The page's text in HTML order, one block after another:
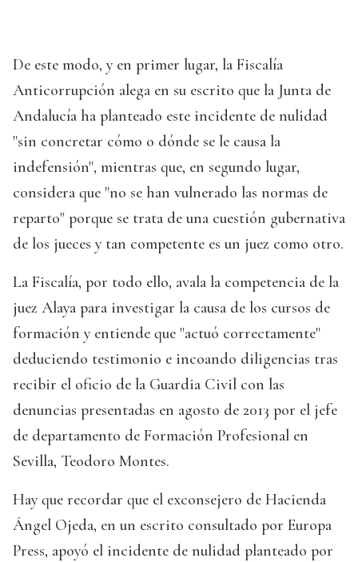
De este modo, y en primer lugar, la Fiscalía
Anticorrupción alega en su escrito que la Junta de
Andalucía ha planteado este incidente de nulidad
"sin concretar cómo o dónde se le causa la
indefensión", mientras que, en segundo lugar,
considera que "no se han vulnerado las normas de
reparto" porque se trata de una cuestión gubernativa
de los jueces y tan competente es un juez como otro.
La Fiscalía, por todo ello, avala la competencia de la
juez Alaya para investigar la causa de los cursos de
formación y entiende que "actuó correctamente"
deduciendo testimonio e incoando diligencias tras
recibir el oficio de la Guardia Civil con las
denuncias presentadas en agosto de 2013 por el jefe
de departamento de Formación Profesional en
Sevilla, Teodoro Montes.
Hay que recordar que el exconsejero de Hacienda
Ángel Ojeda, en un escrito consultado por Europa
Press, apoyó el incidente de nulidad planteado por